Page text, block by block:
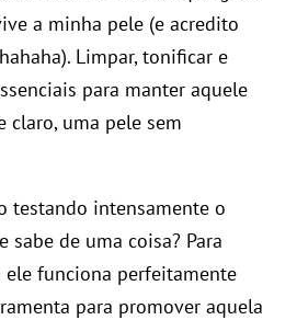
a minha pele (e acredito
Limpar, tonificar e
para manter aquele
claro, uma pele sem
testando intensamente o
sabe de uma coisa? Para
funciona perfeitamente
para promover aquela